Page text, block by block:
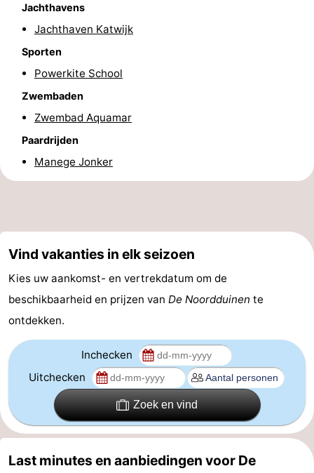
Jachthavens
Jachthaven Katwijk
Sporten
Powerkite School
Zwembaden
Zwembad Aquamar
Paardrijden
Manege Jonker
Vind vakanties in elk seizoen
Kies uw aankomst- en vertrekdatum om de
beschikbaarheid en prijzen van De Noordduinen te
ontdekken.
Inchecken
Uitchecken
Zoek en vind
Last minutes en aanbiedingen voor De